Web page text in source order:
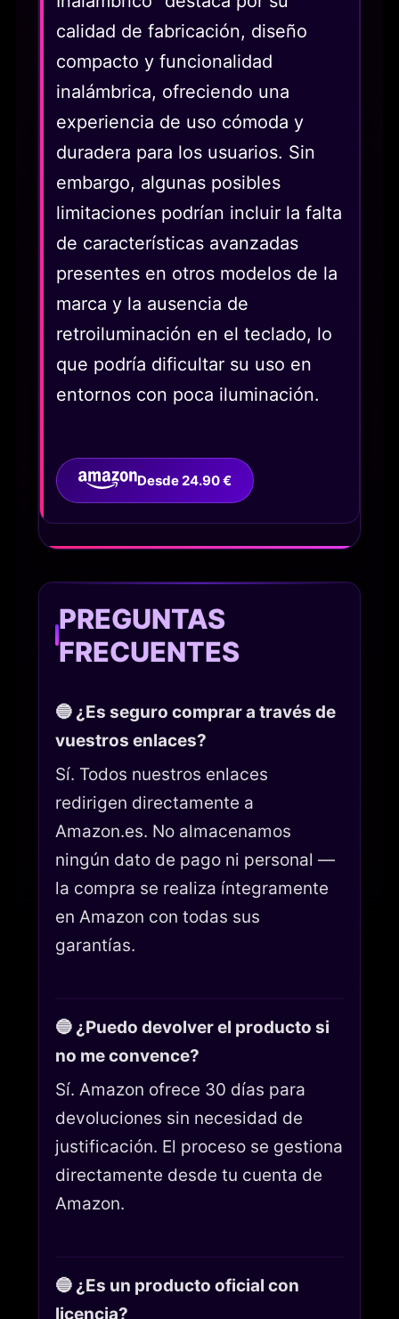
calidad de fabricación, diseño
compacto y funcionalidad
inalámbrica, ofreciendo una
experiencia de uso cómoda y
duradera para los usuarios. Sin
embargo, algunas posibles
limitaciones podrían incluir la falta
de características avanzadas
presentes en otros modelos de la
marca y la ausencia de
retroiluminación en el teclado, lo
que podría dificultar su uso en
entornos con poca iluminación.
Desde 24.90 €
PREGUNTAS
FRECUENTES
🔵 ¿Es seguro comprar a través de
vuestros enlaces?
Sí. Todos nuestros enlaces
redirigen directamente a
Amazon.es. No almacenamos
ningún dato de pago ni personal —
la compra se realiza íntegramente
en Amazon con todas sus
garantías.
🔵 ¿Puedo devolver el producto si
no me convence?
Sí. Amazon ofrece 30 días para
devoluciones sin necesidad de
justificación. El proceso se gestiona
directamente desde tu cuenta de
Amazon.
🔵 ¿Es un producto oficial con
licencia?